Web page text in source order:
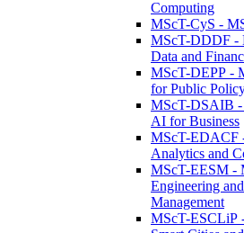
Computing
MScT-CyS -
MScT-DDDF -
Data and
MScT-DEPP -
for Public
MScT-DSAIB -
AI for Business
MScT-EDACF
Analytics and
MScT-EESM -
Engineering
Management
MScT-ESCLiP